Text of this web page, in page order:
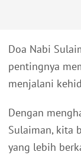
Doa Nabi
pentingnya
menjalani
Dengan
Sulaiman, kita
yang lebih